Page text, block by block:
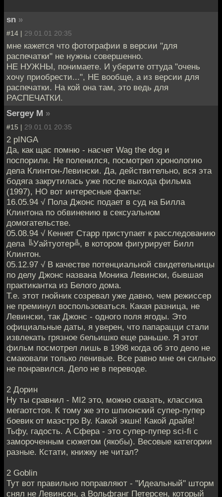
sn »
#14 | 29.01.01 20:35
мне кажется что фотографии в версии "для
распечатки" не нужны совершенно.
НЕ НУЖНЫ, понимаете. И уберите оттуда "очень
хочу приобрести...", НЕ вообще, а из версии для
распечатки. На кой она там, это ведь для
РАСПЕЧАТКИ.
Sergey M »
#15 | 29.01.01 20:35
2 pINGA
Да, как щас помню - насчет Wag the dog и
поспорили. Не поленился, посмотрел хронологию
дела Клинтон-Левински. Да, действительно, вся эта
бодяга закрутилась уже после выхода фильма
(1997), НО вот интересные факты:
16.05.94 √ Пола Джонс подает в суд на Билла
Клинтона по обвинению в сексуальном
домогательстве.
05.08.94 √ Кеннет Старр приступает к расследованию
дела ╚Уайтуотер╩, в котором фигурирует Билл
Клинтон.
05.12.97 √ В качестве потенциальной свидетельницы
по делу Джонс названа Моника Левински, бывшая
практикантка из Белого дома.
Т.е. этот гнойник созревал уже давно, чем режиссер
не преминул воспользоваться. Какая разница, не
Левински, так Джонс - одного поля ягоды. Это
официальные даты, я уверен, что папарацци стали
извлекать грязное бельишко еще раньше. Я этот
фильм посмотрел лишь в 1998 когда об это дело не
смаковали только ленивые. Все равно мне он сильно
не понравился. Дело не в переводе.
2 Дорин
Ну ты сравнил - MI2 это, можно сказать, классика
мегаотстоя. К тому же это шпионский супер-пупер
боевик от маэстро Ву. Какой экшн! Какой драйв!
Тьфу, гадость. А Сфера - это супер-пупер sci-fi с
замороченным сюжетом (якобы). Весовые категории
разные. Кстати, книжку не читал?
2 Goblin
Тут вот правильно поправляют - "Идеальный" шторм
снял не Левинсон, а Вольфганг Петерсен, который